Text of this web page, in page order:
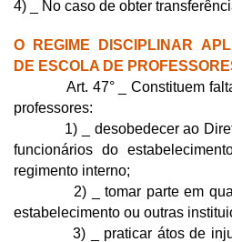
4) _ No caso de obter
O REGIME DISCIPLINAR
DE ESCOLA DE
Art. 47° _ Constituem
professores:
1) _ desobedecer ao
funcionários do
regimento interno;
2) _ tomar parte em
estabelecimento ou outras
3) _ praticar átos de